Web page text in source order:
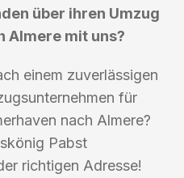
über ihren Umzug
Almere mit uns?
einem zuverlässigen
für
nach Almere?
Pabst
richtigen Adresse!